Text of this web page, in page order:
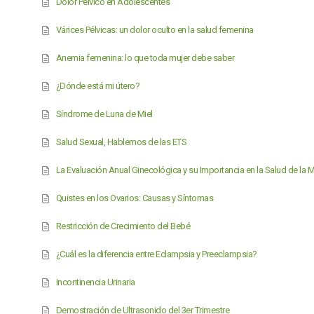
Várices Pélvicas: un dolor oculto en la salud femenina
Anemia femenina: lo que toda mujer debe saber
¿Dónde está mi útero?
Síndrome de Luna de Miel
Salud Sexual, Hablemos de las ETS
La Evaluación Anual Ginecológica y su Importancia en la Salud de la
Quistes en los Ovarios: Causas y Síntomas
Restricción de Crecimiento del Bebé
¿Cuál es la diferencia entre Eclampsia y Preeclampsia?
Incontinencia Urinaria
Demostración de Ultrasonido del 3er Trimestre